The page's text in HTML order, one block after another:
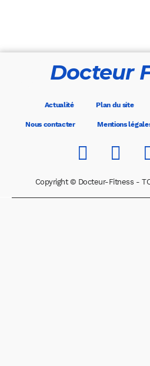
Docteur
Actualité Plan du site
Nous contacter Mentions
Copyright © Docteur-Fitness -